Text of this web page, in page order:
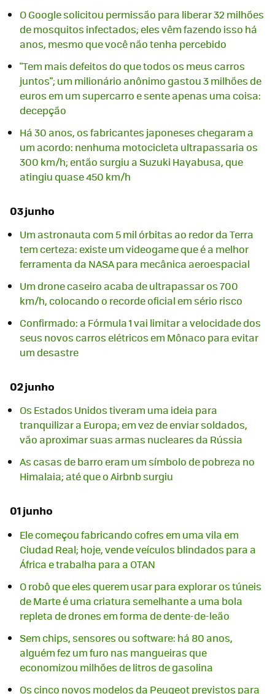
O Google solicitou permissão para liberar 32 milhões
de mosquitos infectados; eles vêm fazendo isso há
anos, mesmo que você não tenha percebido
"Tem mais defeitos do que todos os meus carros
juntos"; um milionário anônimo gastou 3 milhões de
euros em um supercarro e sente apenas uma coisa:
decepção
Há 30 anos, os fabricantes japoneses chegaram a
um acordo: nenhuma motocicleta ultrapassaria os
300 km/h; então surgiu a Suzuki Hayabusa, que
atingiu quase 450 km/h
03 junho
Um astronauta com 5 mil órbitas ao redor da Terra
tem certeza: existe um videogame que é a melhor
ferramenta da NASA para mecânica aeroespacial
Um drone caseiro acaba de ultrapassar os 700
km/h, colocando o recorde oficial em sério risco
Confirmado: a Fórmula 1 vai limitar a velocidade dos
seus novos carros elétricos em Mônaco para evitar
um desastre
02 junho
Os Estados Unidos tiveram uma ideia para
tranquilizar a Europa; em vez de enviar soldados,
vão aproximar suas armas nucleares da Rússia
As casas de barro eram um símbolo de pobreza no
Himalaia; até que o Airbnb surgiu
01 junho
Ele começou fabricando cofres em uma vila em
Ciudad Real; hoje, vende veículos blindados para a
África e trabalha para a OTAN
O robô que eles querem usar para explorar os túneis
de Marte é uma criatura semelhante a uma bola
repleta de drones em forma de dente-de-leão
Sem chips, sensores ou software: há 80 anos,
alguém fez um furo nas mangueiras que
economizou milhões de litros de gasolina
Os cinco novos modelos da Peugeot previstos para